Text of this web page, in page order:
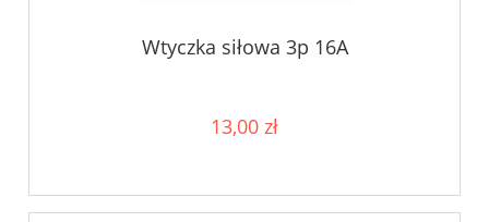
Wtyczka siłowa 3p 16A
13,00 zł